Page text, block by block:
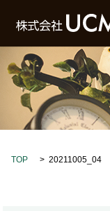
TOP 20211005_04